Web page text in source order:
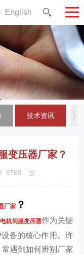
English
技术资讯
变压器厂家？
9768 次
厂家 ？
电机伺服变压器作为关键
备的核心作用。许
常遇到如何辨别厂家